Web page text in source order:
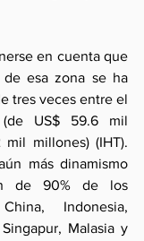
en cuenta que
esa zona se ha
tres veces entre el
US$ 59.6 mil
millones) (IHT).
más dinamismo
de 90% de los
Indonesia,
Malasia y